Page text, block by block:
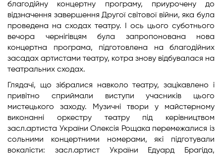
благодійну концертну програму, приурочену до
відзначення завершення Другої світової війни, яка була
проведена на сходах театру. І ось цього суботнього
вечора чернігівцям була запропонована нова
концертна програма, підготовлена на благодійних
засадах артистами театру, котра знову відбувалася на
театральних сходах.
Глядачі, що зібралися навколо театру, зацікавлено і
привітно сприймали виступи учасників цього
мистецького заходу. Музичні твори у майстерному
виконанні оркестру театру під керівництвом
засл.артиста України Олексія Рощака перемежалися із
сольними концертними номерами, які підготували
вокалісти: засл.артист України Едуард Брагіда,